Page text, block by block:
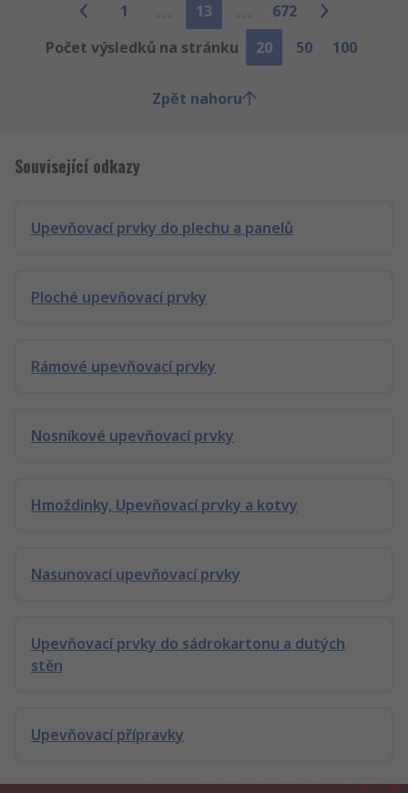
1 13
672
Počet výsledků na stránku
20 50 100
Zpět nahoru
Související odkazy
Upevňovací prvky do plechu a panelů
Ploché upevňovací prvky
Rámové upevňovací prvky
Nosníkové upevňovací prvky
Hmoždinky, Upevňovací prvky a kotvy
Nasunovací upevňovací prvky
Upevňovací prvky do sádrokartonu a dutých
stěn
Upevňovací přípravky